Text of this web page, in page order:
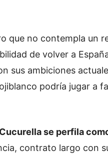
que no contempla un
de volver a
sus ambiciones
podría jugar a
se perfila
contrato largo con